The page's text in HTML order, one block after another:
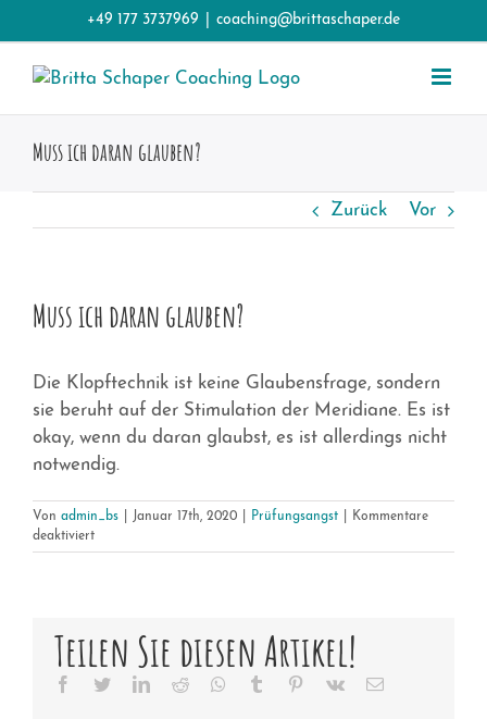
Inhalt
springen
+49 177 3737969 coaching@brittaschaper.de
Muss ich daran glauben?
Zurück Vor
Muss ich daran glauben?
Die Klopftechnik ist keine Glaubensfrage, sondern
sie beruht auf der Stimulation der Meridiane. Es ist
okay, wenn du daran glaubst, es ist allerdings nicht
notwendig.
Von admin_bs Januar 17th, 2020 Prüfungsangst
Kommentare
deaktiviertfür
Muss
Teilen Sie diesen Artikel!
Facebook
TwitterLinkedIn
Reddit Whatsapp
Tumblr Pinterest
Vk Email